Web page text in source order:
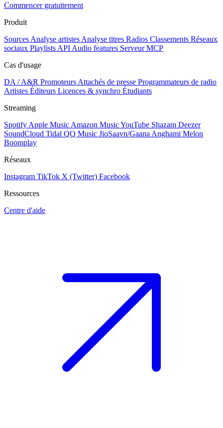
Commencer gratuitement
Produit
Sources Analyse artistes Analyse titres Radios Classements Réseaux
sociaux Playlists API Audio features Serveur MCP
Cas d'usage
DA / A&R Promoteurs Attachés de presse Programmateurs de radio
Artistes Éditeurs Licences & synchro Étudiants
Streaming
Spotify Apple Music Amazon MusicYouTube Shazam Deezer
SoundCloud Tidal QQ Music JioSaavn/Gaana Anghami Melon
Boomplay
Réseaux
Instagram TikTok X (Twitter) Facebook
Ressources
Centre d'aide